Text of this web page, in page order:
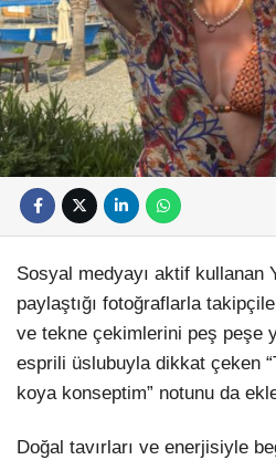
Sosyal medyayı aktif kullanan
paylaştığı fotoğraflarla
ve tekne çekimlerini peş peşe
esprili üslubuyla dikkat çeken
koya konseptim” notunu da
Doğal tavırları ve enerjisiyle